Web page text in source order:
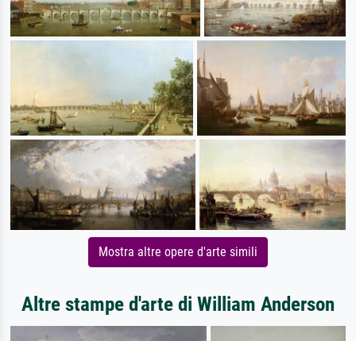
Mostra altre opere d'arte simili
Altre stampe d'arte di William Anderson